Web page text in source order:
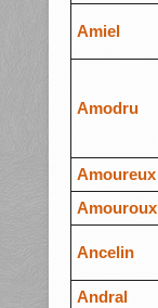
Amiel
Amodru
Amoureux
Amouroux
Ancelin
Andral